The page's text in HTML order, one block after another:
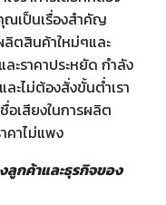
ณเป็นเรื่องสำคัญ
ลิตสินค้าใหม่ๆและ
ราคาประหยัด กำลัง
ะไม่ต้องสั่งขั้นต่ำเรา
อเสียงในการผลิต
าไม่แพง
กค้าและธุรกิจของ